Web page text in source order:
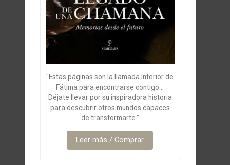
"Estas páginas son la llamada interior de
Fátima para encontrarse contigo...
Déjate llevar por su inspiradora historia
para descubrir otros mundos capaces
de transformarte."
Leer más / Comprar